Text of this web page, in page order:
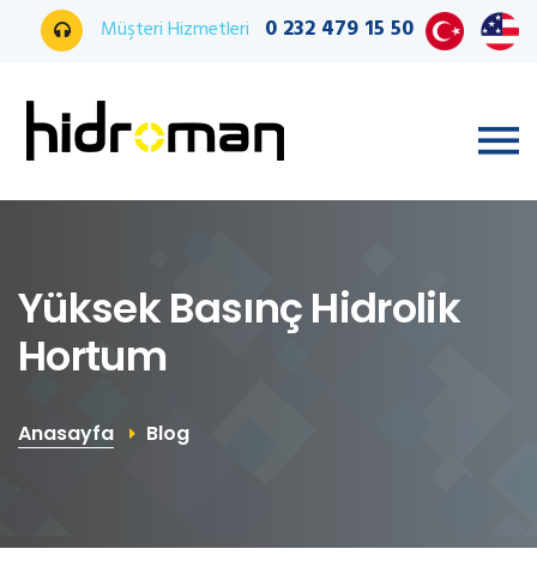
Müşteri Hizmetleri 0 232 479 15 50
Yüksek Basınç Hidrolik
Hortum
Anasayfa Blog